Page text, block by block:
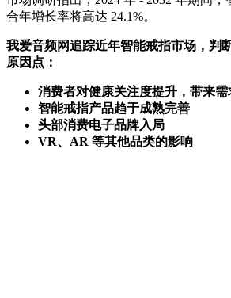
合年增长率将高达 24.1%。
我爱音频网追踪近年智能戒指市场，判
原因点：
消费者对健康关注度提升，带来需
智能戒指产品趋于成熟完善
头部消费电子品牌入局
VR、AR 等其他品类的影响